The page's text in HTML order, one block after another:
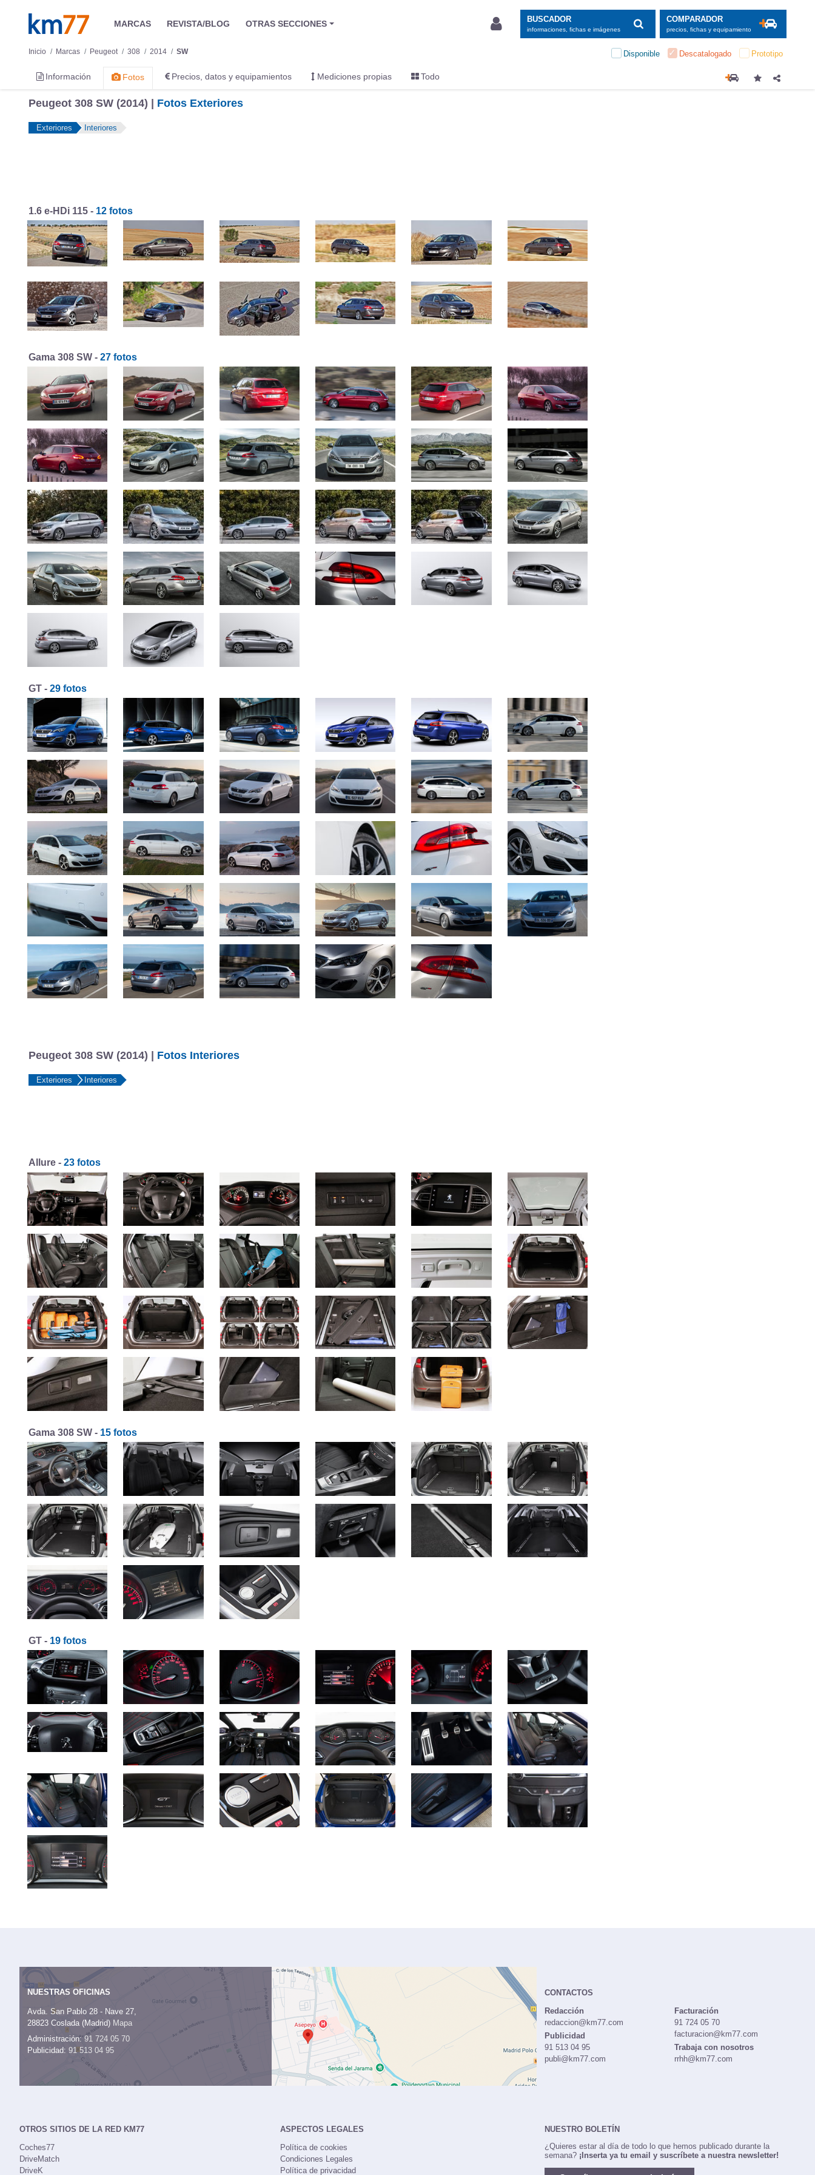
MARCAS REVISTA/BLOG OTRAS SECCIONES BUSCADOR
informaciones, fichas e imágenes
COMPARADOR
precios, fichas y equipamiento
Inicio Marcas Peugeot 308 2014 SW Disponible Descatalogado Prototipo
Información Fotos Precios, datos y equipamientos Mediciones propias Todo
Peugeot 308 SW (2014) | Fotos Exteriores
Exteriores Interiores
1.6 e-HDi 115 - 12 fotos
Gama 308 SW - 27 fotos
GT - 29 fotos
Peugeot 308 SW (2014) | Fotos Interiores
Exteriores Interiores
Allure - 23 fotos
Gama 308 SW - 15 fotos
GT - 19 fotos
NUESTRAS OFICINAS
Avda. San Pablo 28 - Nave 27,
28823 Coslada (Madrid) Mapa
Administración:91 724 05 70
Publicidad: 91 513 04 95
CONTACTOS
Redacción
redaccion@km77.com
Publicidad
91 513 04 95
publi@km77.com
Facturación
91 724 05 70
facturacion@km77.com
Trabaja con nosotros
rrhh@km77.com
OTROS SITIOS DE LA RED KM77
Coches77
DriveMatch
DriveK
ASPECTOS LEGALES
Política de cookies
Condiciones Legales
Política de privacidad
NUESTRO BOLETÍN
¿Quieres estar al día de todo lo que hemos publicado durante la
semana? ¡Inserta ya tu email y suscríbete a nuestra newsletter!